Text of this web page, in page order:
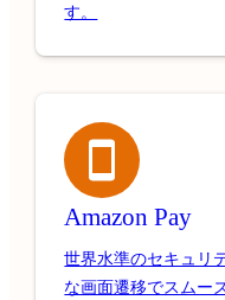
す。
Amazon Pay
世界水準のセキュリ
な画面遷移でスムー